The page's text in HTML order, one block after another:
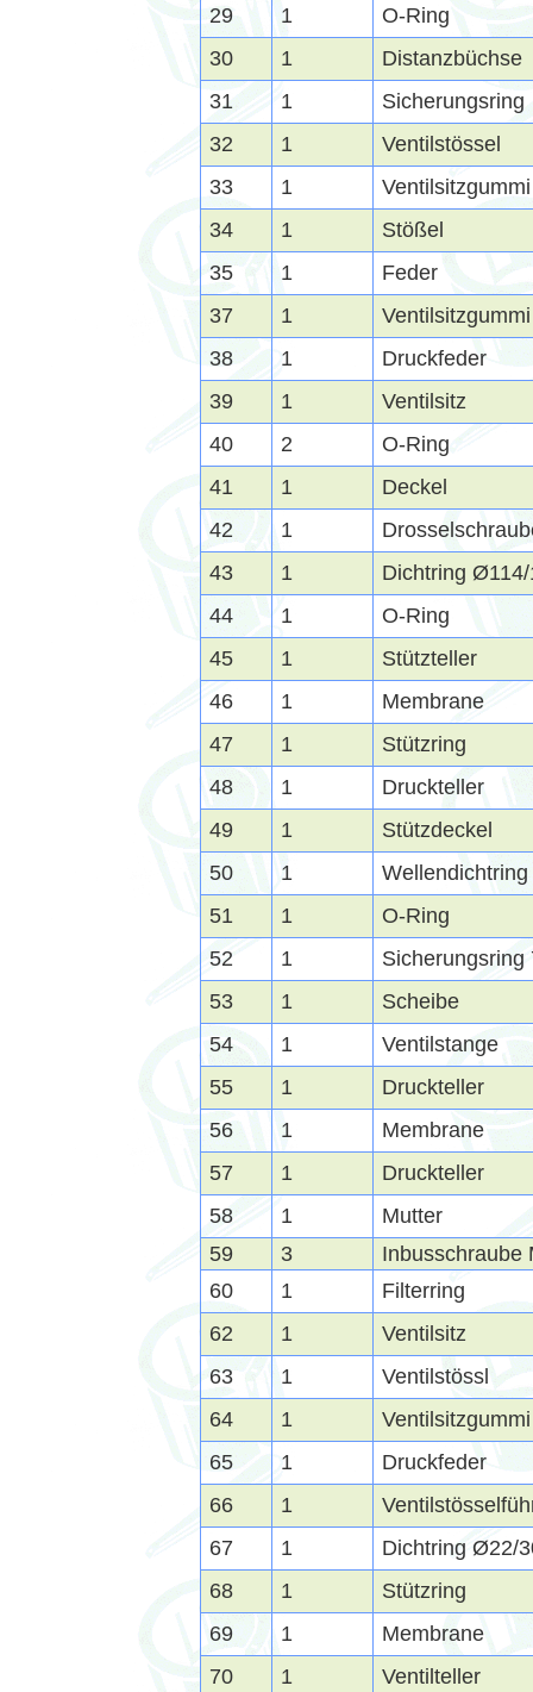
29
1
O-Ring
30
1
Distanzbüchse
31
1
Sicherungsring
32
1
Ventilstössel
33
1
Ventilsitzgummi
34
1
Stößel
35
1
Feder
37
1
Ventilsitzgummi
38
1
Druckfeder
39
1
Ventilsitz
40
2
O-Ring
41
1
Deckel
42
1
43
1
Dichtring
44
1
O-Ring
45
1
Stützteller
46
1
Membrane
47
1
Stützring
48
1
Druckteller
49
1
Stützdeckel
50
1
Wellendichtring
51
1
O-Ring
52
1
Sicherungsring
53
1
Scheibe
54
1
Ventilstange
55
1
Druckteller
56
1
Membrane
57
1
Druckteller
58
1
Mutter
59
3
Inbusschraube
60
1
Filterring
62
1
Ventilsitz
63
1
Ventilstössl
64
1
Ventilsitzgummi
65
1
Druckfeder
66
1
67
1
Dichtring Ø22/
68
1
Stützring
69
1
Membrane
70
1 Ventilteller